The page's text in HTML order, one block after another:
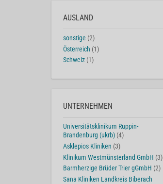
AUSLAND
sonstige (2)
Österreich (1)
Schweiz (1)
UNTERNEHMEN
Universitätsklinikum Ruppin-
Brandenburg (ukrb) (4)
Asklepios Kliniken (3)
Klinikum Westmünsterland GmbH (3)
Barmherzige Brüder Trier gGmbH (2)
Sana Kliniken Landkreis Biberach